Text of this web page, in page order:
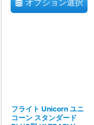
フライト Unicorn ユニ
コーン スタンダード